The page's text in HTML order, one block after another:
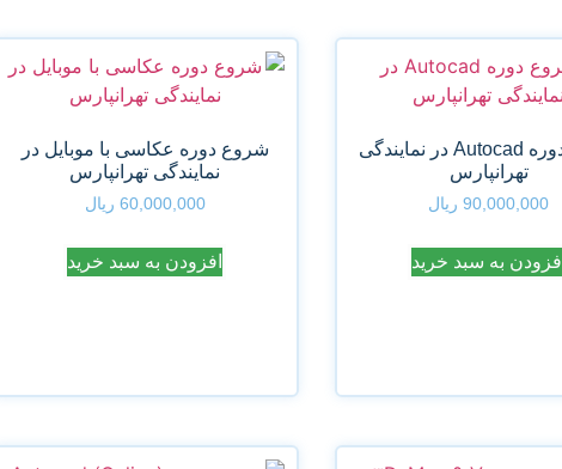
شروع دوره Autocad در نمایندگی
تهرانپارس
90,000,000 ریال
افزودن به سبد خرید
شروع دوره عکاسی با موبایل در
نمایندگی تهرانپارس
60,000,000 ریال
افزودن به سبد خرید